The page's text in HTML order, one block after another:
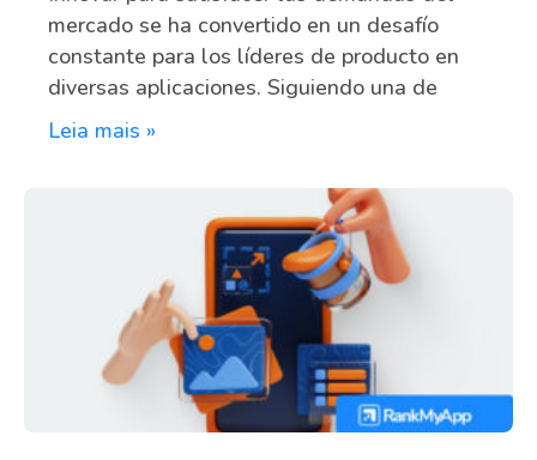
mercado se ha convertido en un desafío
constante para los líderes de producto en
diversas aplicaciones. Siguiendo una de
Leia mais »